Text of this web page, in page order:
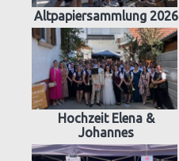
Altpapiersammlung 2026
Hochzeit Elena &
Johannes